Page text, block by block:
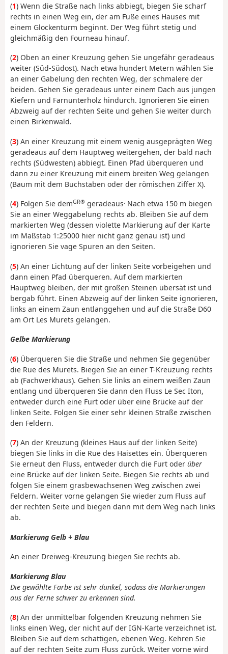
(1) Wenn die Straße nach links abbiegt, biegen Sie scharf
rechts in einen Weg ein, der am Fuße eines Hauses mit
einem Glockenturm beginnt. Der Weg führt stetig und
gleichmäßig den Fourneau hinauf.
(2) Oben an einer Kreuzung gehen Sie ungefähr geradeaus
weiter (Süd-Südost). Nach etwa hundert Metern wählen Sie
an einer Gabelung den rechten Weg, der schmalere der
beiden. Gehen Sie geradeaus unter einem Dach aus jungen
Kiefern und Farnunterholz hindurch. Ignorieren Sie einen
Abzweig auf der rechten Seite und gehen Sie weiter durch
einen Birkenwald.
(3) An einer Kreuzung mit einem wenig ausgeprägten Weg
geradeaus auf dem Hauptweg weitergehen, der bald nach
rechts (Südwesten) abbiegt. Einen Pfad überqueren und
dann zu einer Kreuzung mit einem breiten Weg gelangen
(Baum mit dem Buchstaben oder der römischen Ziffer X).
(4) Folgen Sie demGR® geradeaus. Nach etwa 150 m biegen
Sie an einer Weggabelung rechts ab. Bleiben Sie auf dem
markierten Weg (dessen violette Markierung auf der Karte
im Maßstab 1:25000 hier nicht ganz genau ist) und
ignorieren Sie vage Spuren an den Seiten.
(5) An einer Lichtung auf der linken Seite vorbeigehen und
dann einen Pfad überqueren. Auf dem markierten
Hauptweg bleiben, der mit großen Steinen übersät ist und
bergab führt. Einen Abzweig auf der linken Seite ignorieren,
links an einem Zaun entlanggehen und auf die Straße D60
am Ort Les Murets gelangen.
Gelbe Markierung
(6) Überqueren Sie die Straße und nehmen Sie gegenüber
die Rue des Murets. Biegen Sie an einer T-Kreuzung rechts
ab (Fachwerkhaus). Gehen Sie links an einem weißen Zaun
entlang und überqueren Sie dann den Fluss Le Sec Iton,
entweder durch eine Furt oder über eine Brücke auf der
linken Seite. Folgen Sie einer sehr kleinen Straße zwischen
den Feldern.
(7) An der Kreuzung (kleines Haus auf der linken Seite)
biegen Sie links in die Rue des Haisettes ein. Überqueren
Sie erneut den Fluss, entweder durch die Furt oder über
eine Brücke auf der linken Seite. Biegen Sie rechts ab und
folgen Sie einem grasbewachsenen Weg zwischen zwei
Feldern. Weiter vorne gelangen Sie wieder zum Fluss auf
der rechten Seite und biegen dann mit dem Weg nach links
ab.
Markierung Gelb + Blau
An einer Dreiweg-Kreuzung biegen Sie rechts ab.
Markierung Blau
Die gewählte Farbe ist sehr dunkel, sodass die Markierungen
aus der Ferne schwer zu erkennen sind.
(8) An der unmittelbar folgenden Kreuzung nehmen Sie
links einen Weg, der nicht auf der IGN-Karte verzeichnet ist.
Bleiben Sie auf dem schattigen, ebenen Weg. Kehren Sie
auf der rechten Seite zum Fluss zurück. Weiter vorne wird